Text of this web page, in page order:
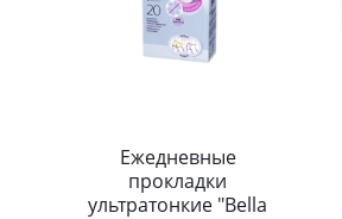
Ежедневные
прокладки
ультратонкие "Bella